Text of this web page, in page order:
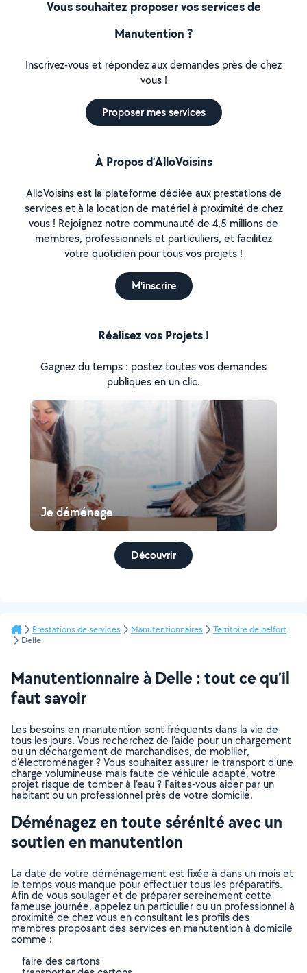
Vous souhaitez proposer vos services de
Manutention ?
Inscrivez-vous et répondez aux demandes près de chez
vous !
Proposer mes services
À Propos d’AlloVoisins
AlloVoisins est la plateforme dédiée aux prestations de
services et à la location de matériel à proximité de chez
vous ! Rejoignez notre communauté de 4,5 millions de
membres, professionnels et particuliers, et facilitez
votre quotidien pour tous vos projets !
M'inscrire
Réalisez vos Projets !
Gagnez du temps : postez toutes vos demandes
publiques en un clic.
Je déménage
Découvrir
Prestations de services Manutentionnaires
Territoire de belfort
Delle
Manutentionnaire à Delle : tout ce qu’il
faut savoir
Les besoins en manutention sont fréquents dans la vie de
tous les jours. Vous recherchez de l’aide pour un chargement
ou un déchargement de marchandises, de mobilier,
d’électroménager ? Vous souhaitez assurer le transport d’une
charge volumineuse mais faute de véhicule adapté, votre
projet risque de tomber à l’eau ? Faites-vous aider par un
habitant ou un professionnel près de votre domicile.
Déménagez en toute sérénité avec un
soutien en manutention
La date de votre déménagement est fixée à dans un mois et
le temps vous manque pour effectuer tous les préparatifs.
Afin de vous soulager et de préparer sereinement cette
fameuse journée, appelez un particulier ou un professionnel à
proximité de chez vous en consultant les profils des
membres proposant des services en manutention à domicile
comme :
faire des cartons